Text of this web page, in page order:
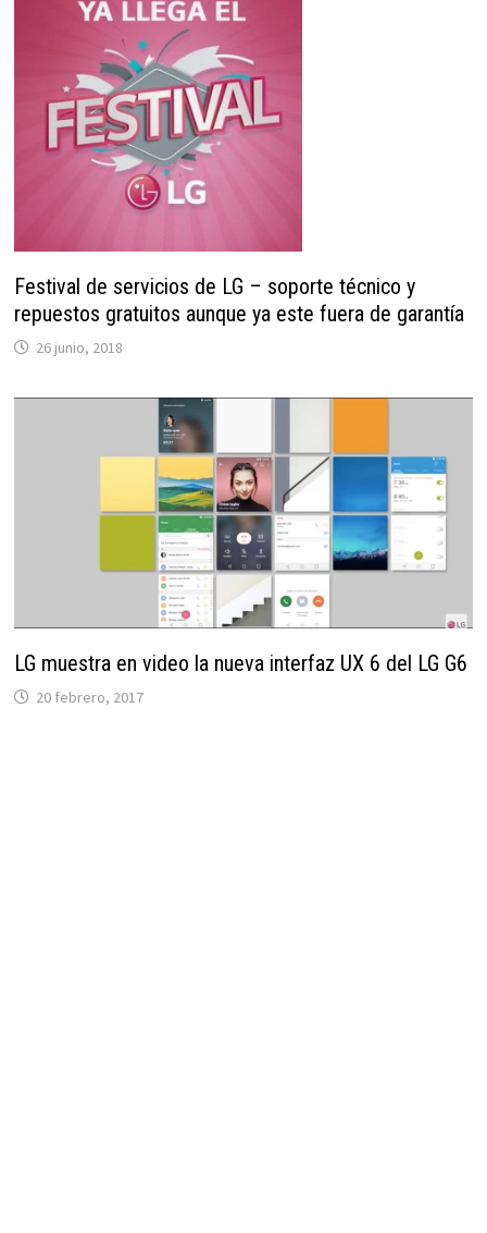
Festival de servicios de LG – soporte técnico y
repuestos gratuitos aunque ya este fuera de garantía
26 junio, 2018
LG muestra en video la nueva interfaz UX 6 del LG G6
20 febrero, 2017